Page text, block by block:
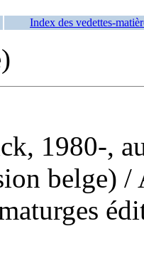
Index des vedettes-
1980-,
belge) /